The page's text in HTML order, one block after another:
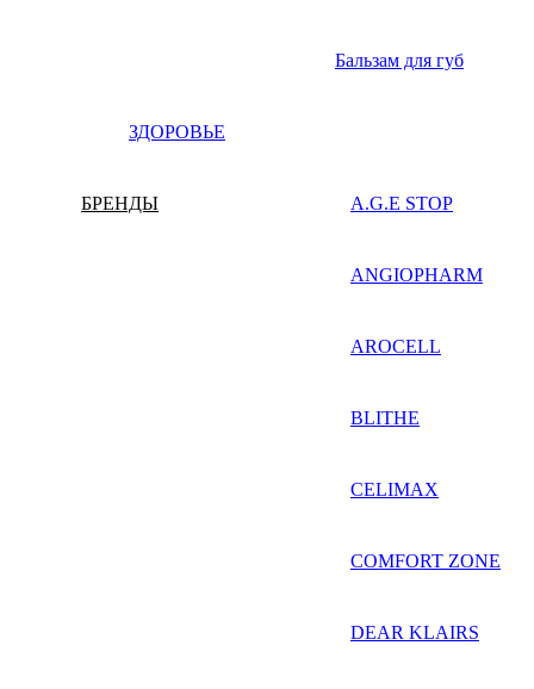
Бальзам для губ
ЗДОРОВЬЕ
БРЕНДЫ A.G.E STOP
ANGIOPHARM
AROCELL
BLITHE
CELIMAX
COMFORT ZONE
DEAR KLAIRS